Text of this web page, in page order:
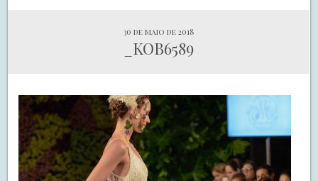
30 de maio de 2018
_KOB6589